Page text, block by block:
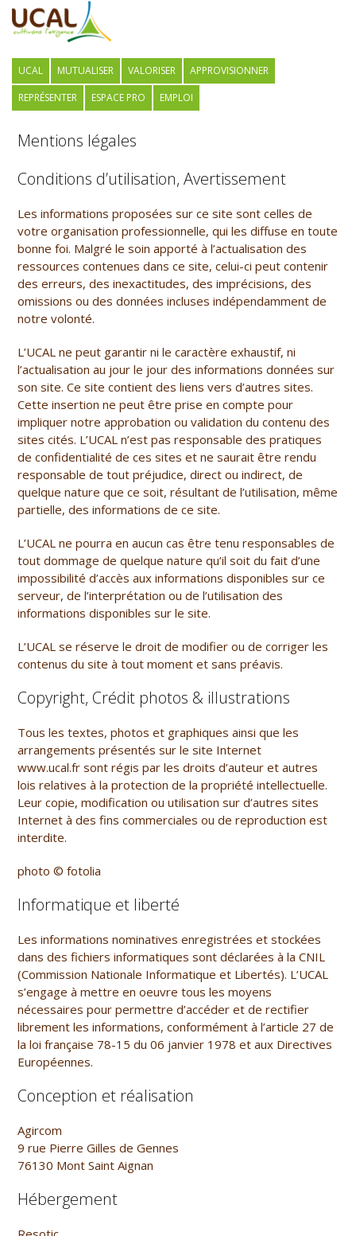
UCAL MUTUALISER VALORISER
APPROVISIONNER
REPRÉSENTER
ESPACE PRO EMPLOI
Mentions légales
Conditions d’utilisation, Avertissement
Les informations proposées sur ce site sont celles de
votre organisation professionnelle, qui les diffuse en toute
bonne foi. Malgré le soin apporté à l’actualisation des
ressources contenues dans ce site, celui-ci peut contenir
des erreurs, des inexactitudes, des imprécisions, des
omissions ou des données incluses indépendamment de
notre volonté.
L’UCAL ne peut garantir ni le caractère exhaustif, ni
l’actualisation au jour le jour des informations données sur
son site. Ce site contient des liens vers d’autres sites.
Cette insertion ne peut être prise en compte pour
impliquer notre approbation ou validation du contenu des
sites cités. L’UCAL n’est pas responsable des pratiques
de confidentialité de ces sites et ne saurait être rendu
responsable de tout préjudice, direct ou indirect, de
quelque nature que ce soit, résultant de l’utilisation, même
partielle, des informations de ce site.
L’UCAL ne pourra en aucun cas être tenu responsables de
tout dommage de quelque nature qu’il soit du fait d’une
impossibilité d’accès aux informations disponibles sur ce
serveur, de l’interprétation ou de l’utilisation des
informations disponibles sur le site.
L’UCAL se réserve le droit de modifier ou de corriger les
contenus du site à tout moment et sans préavis.
Copyright, Crédit photos & illustrations
Tous les textes, photos et graphiques ainsi que les
arrangements présentés sur le site Internet
www.ucal.fr sont régis par les droits d’auteur et autres
lois relatives à la protection de la propriété intellectuelle.
Leur copie, modification ou utilisation sur d’autres sites
Internet à des fins commerciales ou de reproduction est
interdite.
photo © fotolia
Informatique et liberté
Les informations nominatives enregistrées et stockées
dans des fichiers informatiques sont déclarées à la CNIL
(Commission Nationale Informatique et Libertés). L’UCAL
s’engage à mettre en oeuvre tous les moyens
nécessaires pour permettre d’accéder et de rectifier
librement les informations, conformément à l’article 27 de
la loi française 78-15 du 06 janvier 1978 et aux Directives
Européennes.
Conception et réalisation
Agircom
9 rue Pierre Gilles de Gennes
76130 Mont Saint Aignan
Hébergement